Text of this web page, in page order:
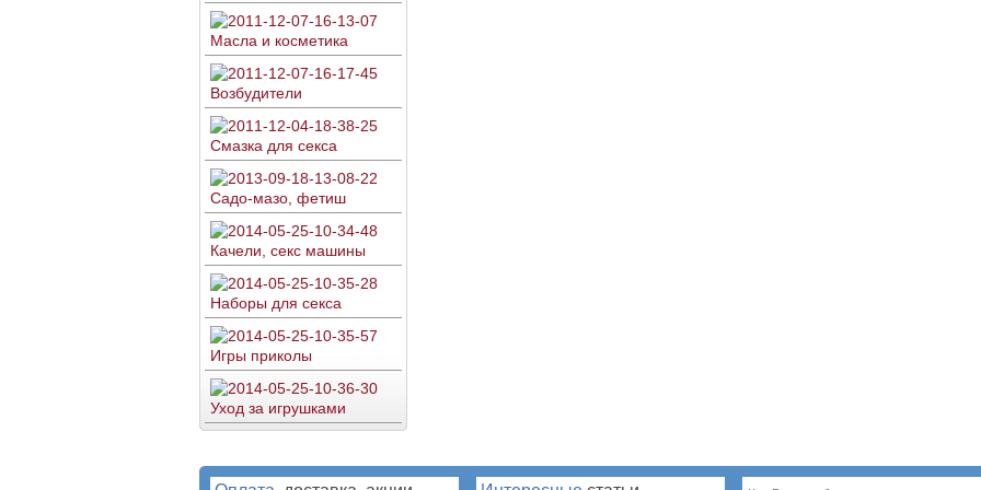
Масла и косметика
Возбудители
Смазка для секса
Садо-мазо, фетиш
Качели, секс машины
Наборы для секса
Игры приколы
Уход за игрушками